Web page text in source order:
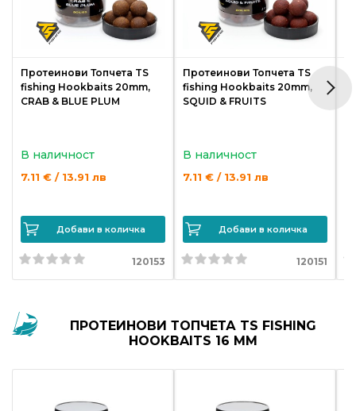
Протеинови Топчета TS
fishing Hookbaits 20mm,
CRAB & BLUE PLUM
В наличност
7.11 € / 13.91 лв
Добави в количка
120153
Протеинови Топчета TS
fishing Hookbaits 20mm,
SQUID & FRUITS
В наличност
7.11 € / 13.91 лв
Добави в количка
120151
ПРОТЕИНОВИ ТОПЧЕТА TS FISHING
HOOKBAITS 16 MM